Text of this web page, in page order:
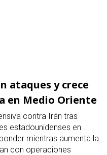
ataques y crece
en Medio Oriente
contra Irán tras
estadounidenses en
mientras aumenta la
con operaciones